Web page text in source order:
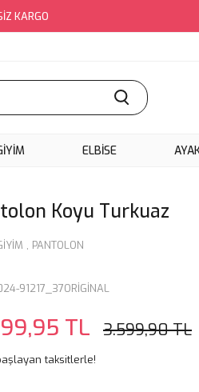
KARGO
ELBİSE
Koyu Turkuaz
, PANTOLON
91217_37ORİGİNAL
TL 3.599,90 TL
taksitlerle!